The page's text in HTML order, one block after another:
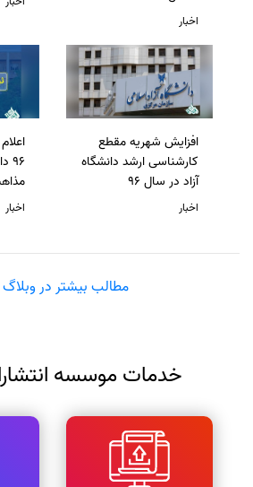
اخبار
افزایش شهریه مقطع
کارشناسی ارشد دانشگاه
آزاد در سال 96
اخبار اخبار
مطالب بیشتر در وبلاگ
خدمات موسسه